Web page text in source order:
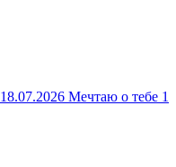
18.07.2026 Мечтаю о тебе 1